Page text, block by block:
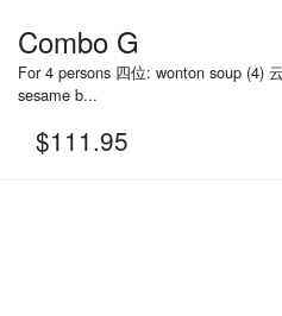
Combo G
For 4 persons 四位: wonton soup (4)
sesame b...
$111.95